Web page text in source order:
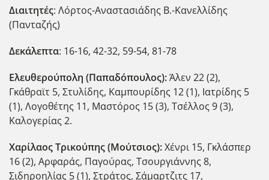
Διαιτητές: Λόρτος-Αναστασιάδης Β.-Κανελλίδης
(Πανταζής)
Δεκάλεπτα: 16-16, 42-32, 59-54, 81-78
Ελευθερούπολη (Παπαδόπουλος):Άλεν 22 (2),
Γκάθραϊτ 5, Στυλίδης, Καμπουρίδης 12 (1), Ιατρίδης 5
(1), Λογοθέτης 11, Μαστόρος 15 (3), Τσέλλος 9 (3),
Καλογερίας 2.
Χαρίλαος Τρικούπης (Μούτσιος):Χένρι 15, Γκλάσπερ
16 (2), Αρφαράς, Παγούρας, Τσουργιάννης 8,
Σιδηροηλίας 5 (1), Στράτος, Σάμαρτζιτς 17,